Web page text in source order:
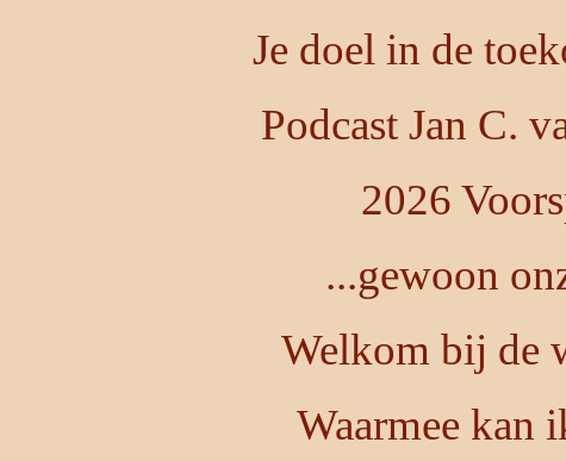
Je doel in de
Podcast Jan C.
2026
...gewoon
Welkom bij de
Waarmee kan